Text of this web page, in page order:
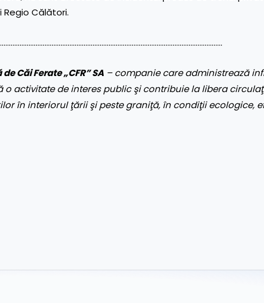
Călători.
Căi Ferate „CFR” SA – companie care administrează
o activitate de interes public şi contribuie la libera
în interiorul ţării şi peste graniţă, în condiţii ecologice,